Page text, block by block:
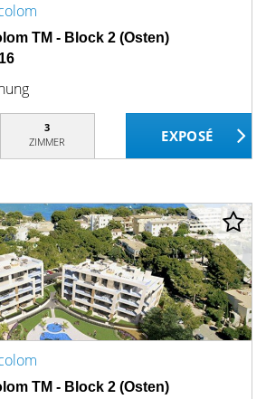
TM - Block 2 (Osten)
3
ZIMMER
TM - Block 2 (Osten)